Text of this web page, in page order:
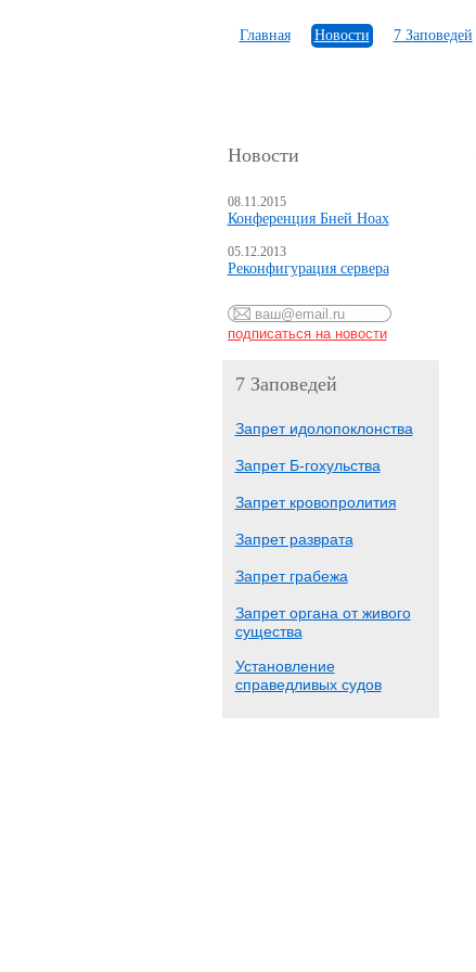
Главная Новости 7 Заповедей
Новости
08.11.2015
Конференция Бней Ноах
05.12.2013
Реконфигурация сервера
7 Заповедей
Запрет идолопоклонства
Запрет Б-гохульства
Запрет кровопролития
Запрет разврата
Запрет грабежа
Запрет органа от живого
существа
Установление
справедливых судов